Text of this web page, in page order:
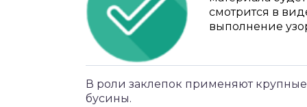
смотрится в
выполнение
В роли заклепок применяют
бусины.